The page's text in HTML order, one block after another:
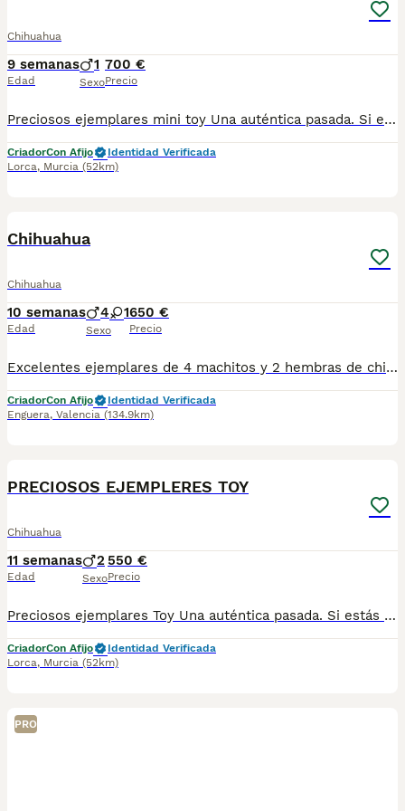
Chihuahua
9 semanas
Edad
1
Sexo
700 €
Precio
Preciosos ejemplares mini toy Una auténtica pasada. Si estás buscando un compañero de vida. No lo dudes este es tu cachorro. Tranquila, noble,buena. Una calidad insuperable. Una densidad y calidad de pelo insuperable. Padres importados. Se entrega con las vacunas correspondientes a su edad y desparasitaciones su cartilla sanitaria. Garantía vírica y congénita, contrato de compraventa .Completamente revisado por veterinario. Criado en ambiente familiar. Criado con niños. Enviamos a toda España. Respondemos llamadas y WhatsApp. 642193710 solo WhatsApp. 624338248 llamadas y WhatsApp. Le atenderemos gustosamente
CriadorCon Afijo
Identidad Verificada
Lorca, Murcia (52km)
Chihuahua
Chihuahua
10 semanas
Edad
4 1
Sexo
650 €
Precio
Excelentes ejemplares de 4 machitos y 2 hembras de chihuahua. Se entregan con vacunas según edad, desparasitados, pedigree, criados en ambiente familiar. Desde 650€ dependiendo sexo y morfología.
CriadorCon Afijo
Identidad Verificada
Enguera, Valencia (134.9km)
PRECIOSOS EJEMPLERES TOY
Chihuahua
11 semanas
Edad
2
Sexo
550 €
Precio
Preciosos ejemplares Toy Una auténtica pasada. Si estás buscando un compañero de vida. No lo dudes este es tu cachorro. Tranquila, noble,buena. Una calidad insuperable. Una densidad y calidad de pelo insuperable. Padres importados. Se entrega con las vacunas correspondientes a su edad y desparasitaciones su cartilla sanitaria. Garantía vírica y congénita, contrato de compraventa .Completamente revisado por veterinario. Criado en ambiente familiar. Criado con niños. Enviamos a toda España. Respondemos llamadas y WhatsApp. 642193710 solo WhatsApp. 624338248 llamadas y WhatsApp. Le atenderemos gustosamente
CriadorCon Afijo
Identidad Verificada
Lorca, Murcia (52km)
PRO